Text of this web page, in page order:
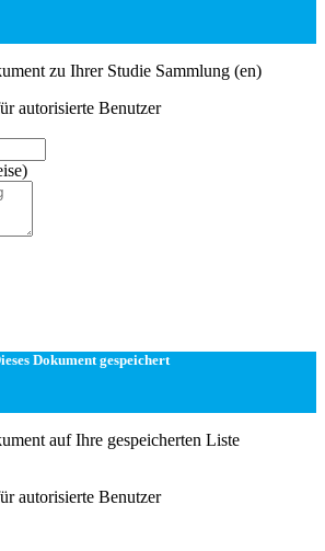
zu Ihrer Studie Sammlung (en)
autorisierte Benutzer
Dokument gespeichert
auf Ihre gespeicherten Liste
autorisierte Benutzer